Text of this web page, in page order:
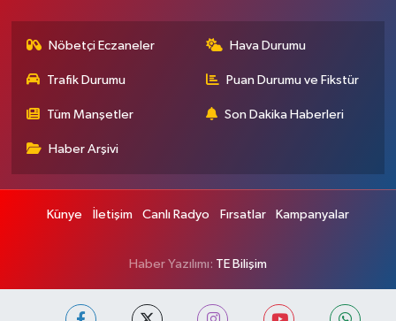
Nöbetçi Eczaneler Hava Durumu
Trafik Durumu Puan Durumu ve Fikstür
Tüm Manşetler Son Dakika Haberleri
Haber Arşivi
Künye İletişim Canlı Radyo Fırsatlar Kampanyalar
Haber Yazılımı: TE Bilişim